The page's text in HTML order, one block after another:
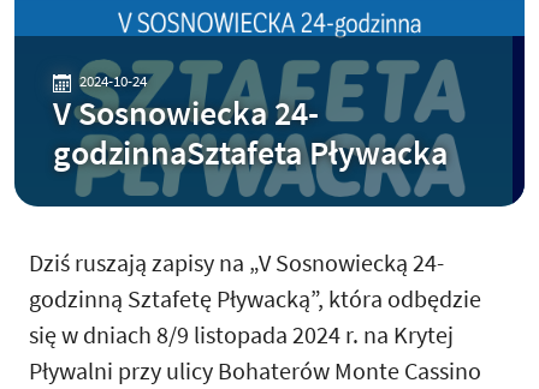
2024-10-24
V Sosnowiecka 24-
godzinnaSztafeta Pływacka
Dziś ruszają zapisy na „V Sosnowiecką 24-
godzinną Sztafetę Pływacką”, która odbędzie
się w dniach 8/9 listopada 2024 r. na Krytej
Pływalni przy ulicy Bohaterów Monte Cassino